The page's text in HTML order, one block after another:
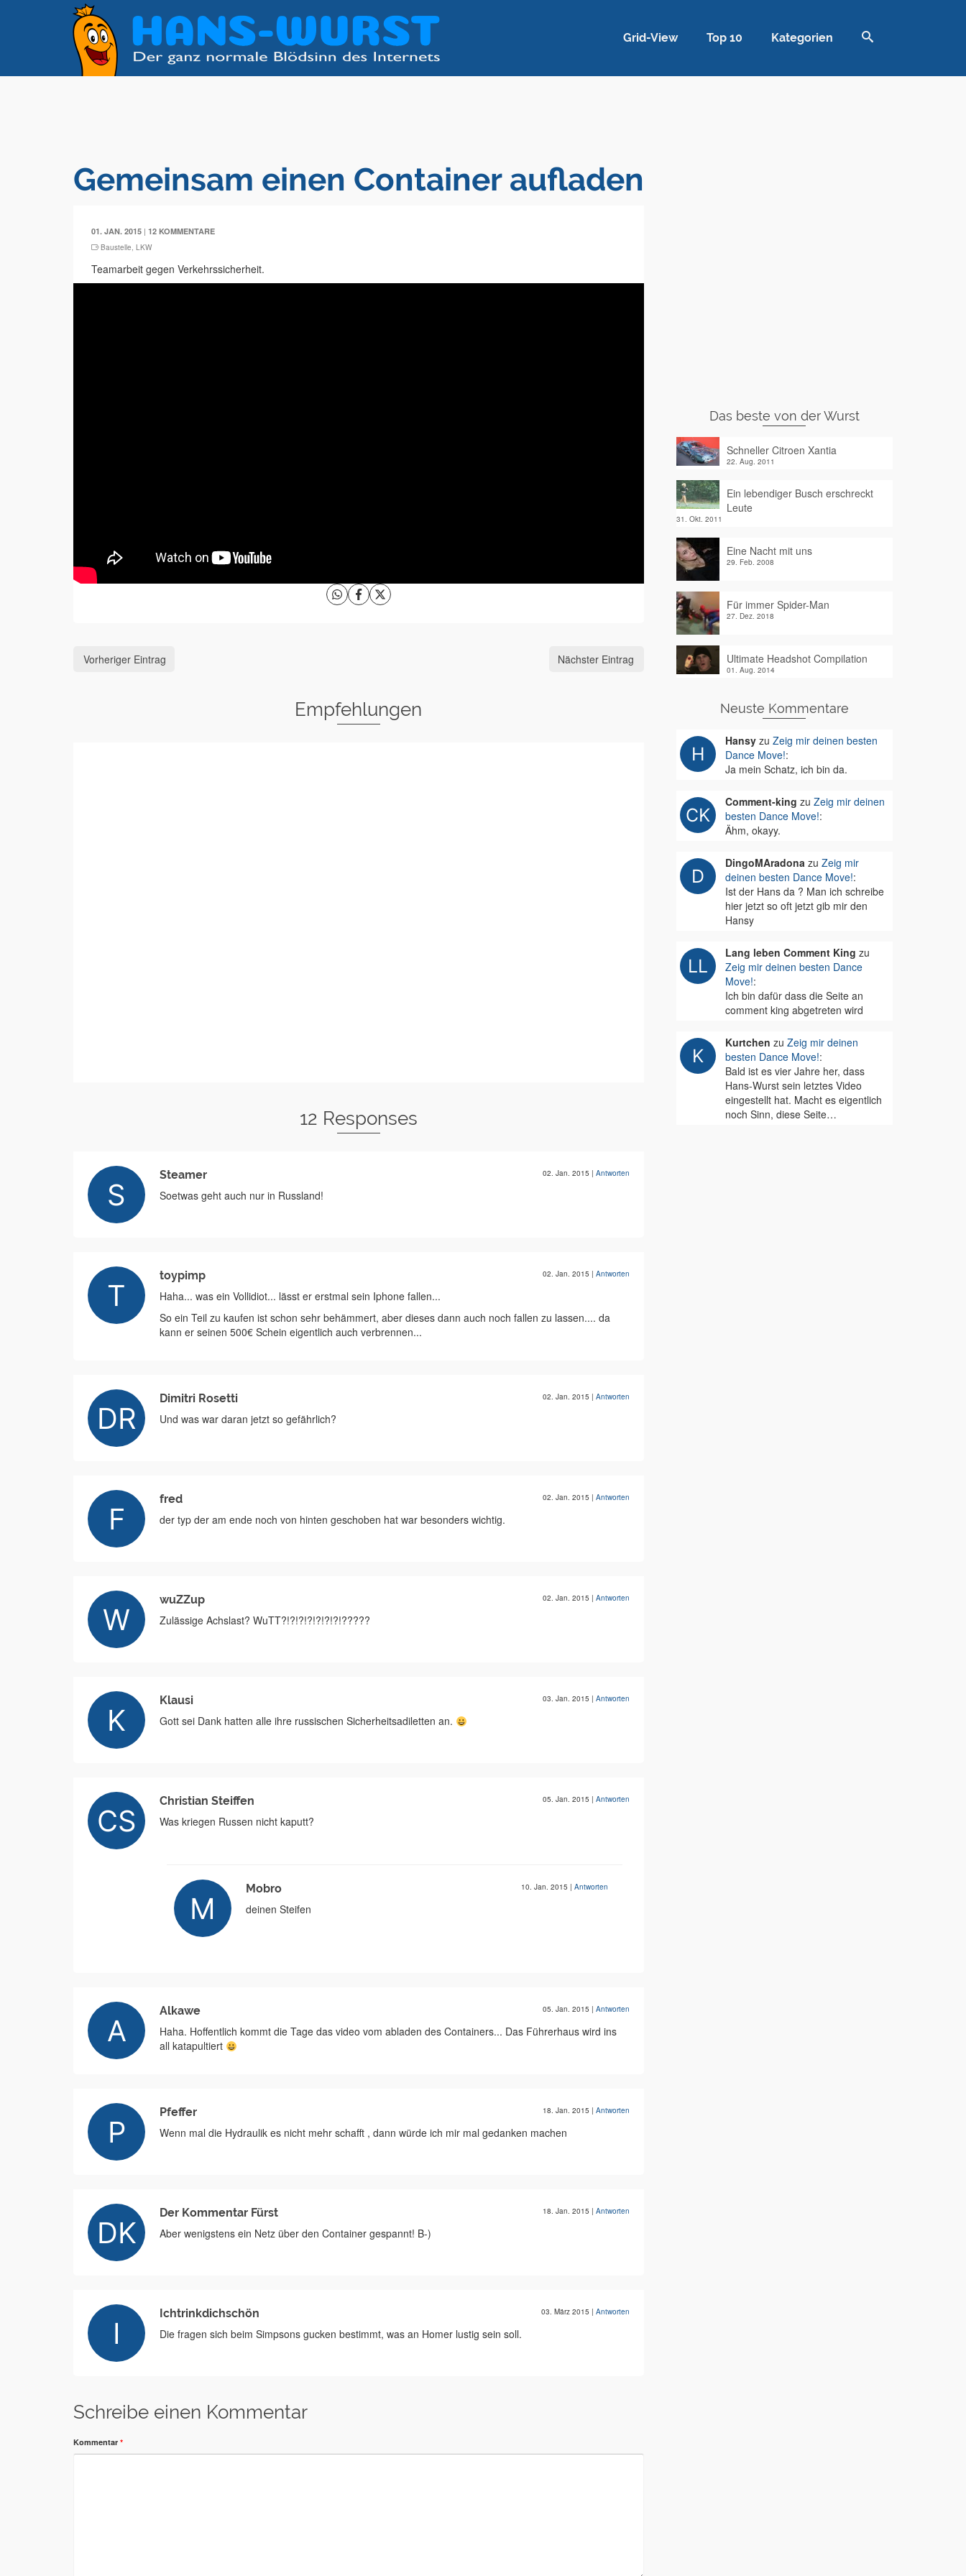
Grid-View Top 10 Kategorien
Gemeinsam einen Container aufladen
01. JAN. 2015 | 12 KOMMENTARE
Baustelle, LKW
Teamarbeit gegen Verkehrssicherheit.
Vorheriger Eintrag Nächster Eintrag
Empfehlungen
12 Responses
Steamer 02. Jan. 2015 | Antworten
Soetwas geht auch nur in Russland!
toypimp 02. Jan. 2015 | Antworten
Haha... was ein Vollidiot... lässt er erstmal sein Iphone fallen...
So ein Teil zu kaufen ist schon sehr behämmert, aber dieses dann auch noch fallen zu lassen.... da
kann er seinen 500€ Schein eigentlich auch verbrennen...
Dimitri Rosetti 02. Jan. 2015 | Antworten
Und was war daran jetzt so gefährlich?
fred 02. Jan. 2015 | Antworten
der typ der am ende noch von hinten geschoben hat war besonders wichtig.
wuZZup 02. Jan. 2015 | Antworten
Zulässige Achslast? WuTT?!?!?!?!?!?!?!?????
Klausi 03. Jan. 2015 | Antworten
Gott sei Dank hatten alle ihre russischen Sicherheitsadiletten an.
Christian Steiffen 05. Jan. 2015 | Antworten
Was kriegen Russen nicht kaputt?
Mobro 10. Jan. 2015 | Antworten
deinen Steifen
Alkawe 05. Jan. 2015 | Antworten
Haha. Hoffentlich kommt die Tage das video vom abladen des Containers... Das Führerhaus wird ins
all katapultiert
Pfeffer 18. Jan. 2015 | Antworten
Wenn mal die Hydraulik es nicht mehr schafft , dann würde ich mir mal gedanken machen
Der Kommentar Fürst 18. Jan. 2015 | Antworten
Aber wenigstens ein Netz über den Container gespannt! B-)
Ichtrinkdichschön 03. März 2015 | Antworten
Die fragen sich beim Simpsons gucken bestimmt, was an Homer lustig sein soll.
Schreibe einen Kommentar
Kommentar *
Das beste von der Wurst
Schneller Citroen Xantia
22. Aug. 2011
Ein lebendiger Busch erschreckt
Leute
31. Okt. 2011
Eine Nacht mit uns
29. Feb. 2008
Für immer Spider-Man
27. Dez. 2018
Ultimate Headshot Compilation
01. Aug. 2014
Neuste Kommentare
Hansyzu Zeig mir deinen besten
Dance Move!:
Ja mein Schatz, ich bin da.
Comment-king zu Zeig mir deinen
besten Dance Move!:
Ähm, okayy.
DingoMAradonazu Zeig mir
deinen besten Dance Move!:
Ist der Hans da ? Man ich schreibe
hier jetzt so oft jetzt gib mir den
Hansy
Lang leben Comment King zu
Zeig mir deinen besten Dance
Move!:
Ich bin dafür dass die Seite an
comment king abgetreten wird
Kurtchen zu Zeig mir deinen
besten Dance Move!:
Bald ist es vier Jahre her, dass
Hans-Wurst sein letztes Video
eingestellt hat. Macht es eigentlich
noch Sinn, diese Seite…